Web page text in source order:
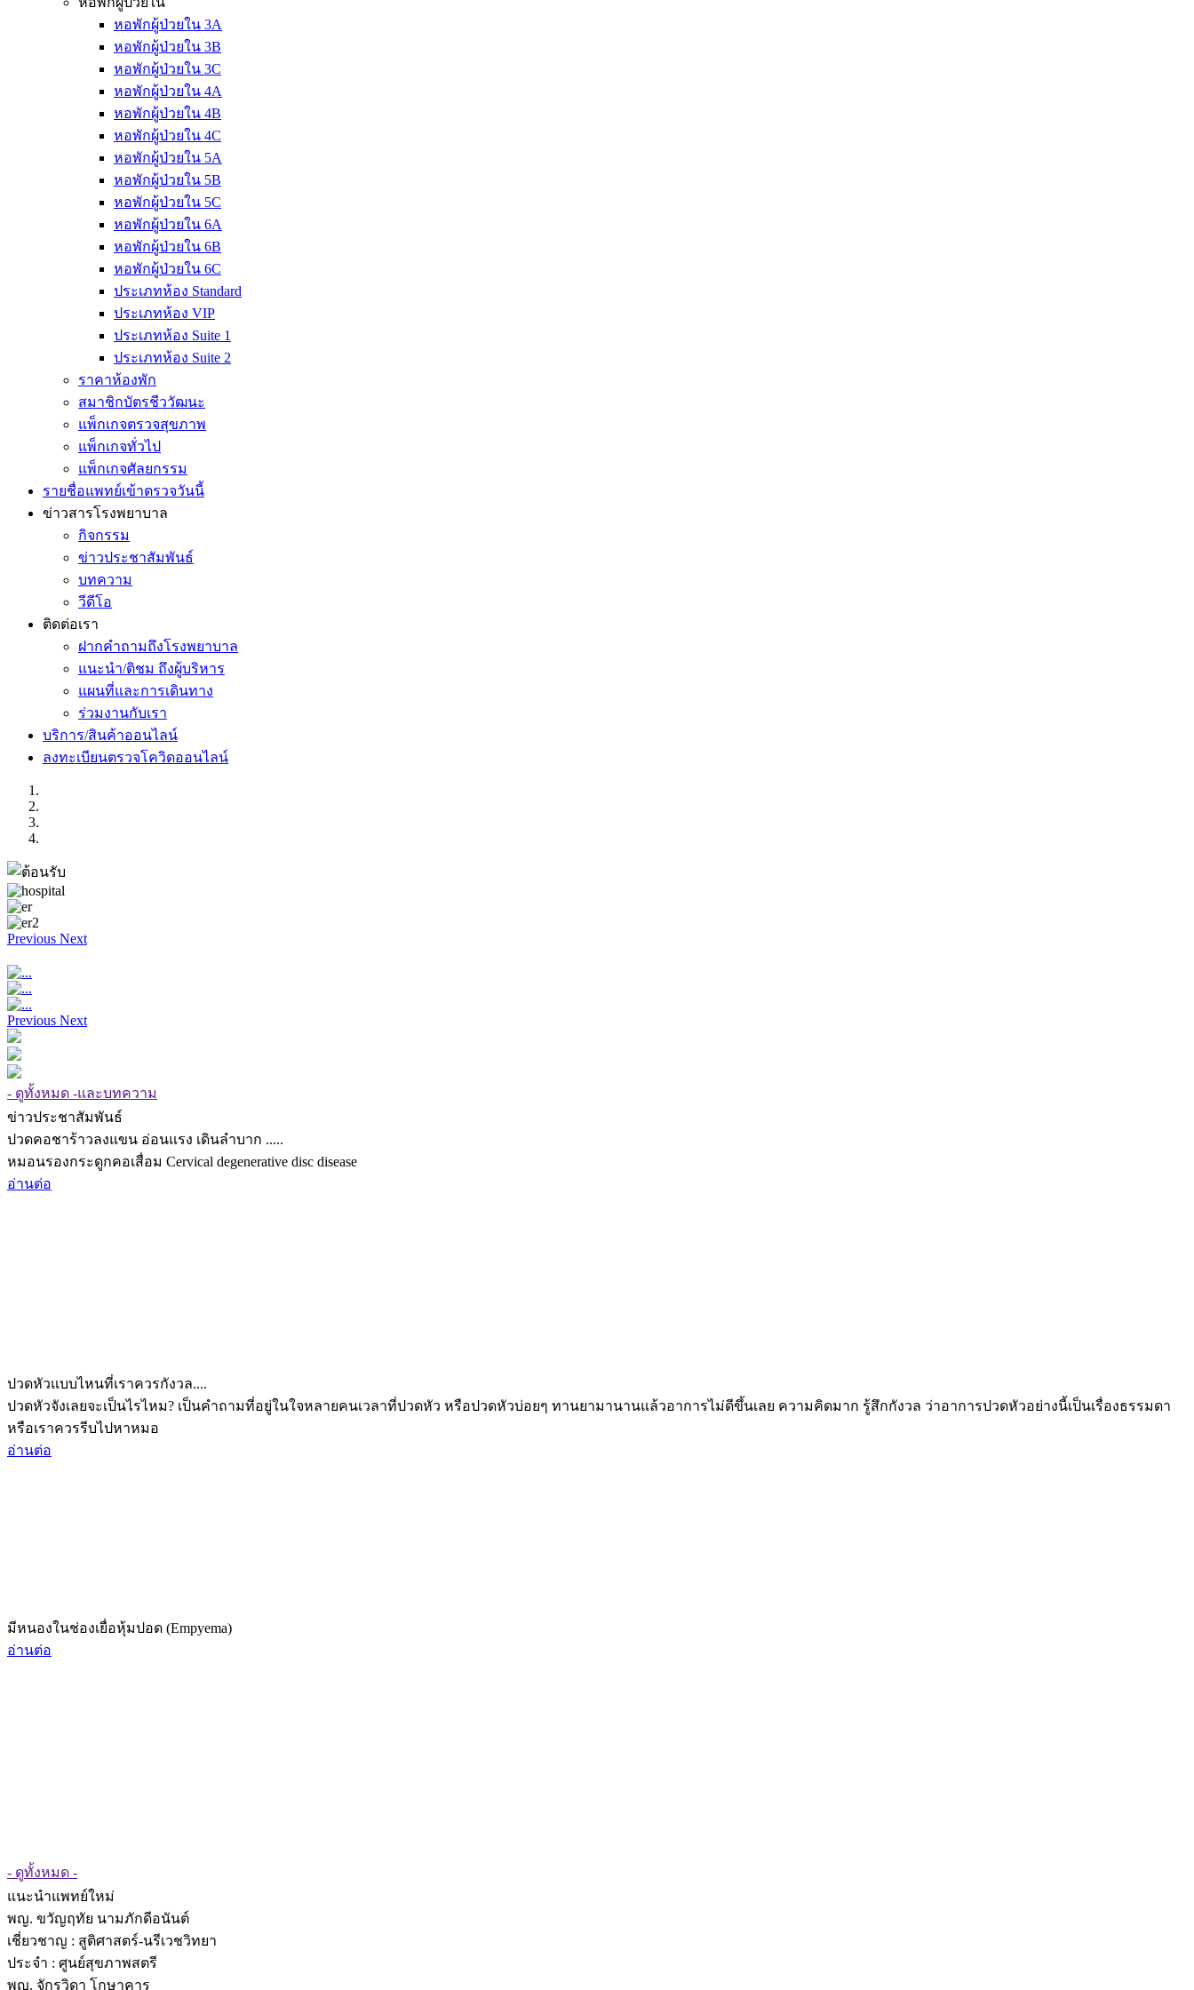
หอพักผู้ป่วยใน 3A
หอพักผู้ป่วยใน 3B
หอพักผู้ป่วยใน 3C
หอพักผู้ป่วยใน 4A
หอพักผู้ป่วยใน 4B
หอพักผู้ป่วยใน 4C
หอพักผู้ป่วยใน 5A
หอพักผู้ป่วยใน 5B
หอพักผู้ป่วยใน 5C
หอพักผู้ป่วยใน 6A
หอพักผู้ป่วยใน 6B
หอพักผู้ป่วยใน 6C
ประเภทห้อง Standard
ประเภทห้อง VIP
ประเภทห้อง Suite 1
ประเภทห้อง Suite 2
ราคาห้องพัก
สมาชิกบัตรชีววัฒนะ
แพ็กเกจตรวจสุขภาพ
แพ็กเกจทั่วไป
แพ็กเกจศัลยกรรม
รายชื่อแพทย์เข้าตรวจวันนี้
ข่าวสารโรงพยาบาล
กิจกรรม
ข่าวประชาสัมพันธ์
บทความ
วีดีโอ
ติดต่อเรา
ฝากคำถามถึงโรงพยาบาล
แนะนำ/ติชม ถึงผู้บริหาร
แผนที่และการเดินทาง
ร่วมงานกับเรา
บริการ/สินค้าออนไลน์
ลงทะเบียนตรวจโควิดออนไลน์
Previous Next
Previous Next
- ดูทั้งหมด -และบทความ
ข่าวประชาสัมพันธ์
ปวดคอชาร้าวลงแขน อ่อนแรง เดินลำบาก .....
หมอนรองกระดูกคอเสื่อม Cervical degenerative disc disease
อ่านต่อ
ปวดหัวแบบไหนที่เราควรกังวล....
ปวดหัวจังเลยจะเป็นไรไหม? เป็นคำถามที่อยู่ในใจหลายคนเวลาที่ปวดหัว หรือปวดหัวบ่อยๆ ทานยามานานแล้วอาการไม่ดีขึ้นเลย ความคิดมาก รู้สึกกังวล ว่าอาการปวดหัวอย่างนี้เป็นเรื่องธรรมดา
หรือเราควรรีบไปหาหมอ
อ่านต่อ
มีหนองในช่องเยื่อหุ้มปอด (Empyema)
อ่านต่อ
- ดูทั้งหมด -
แนะนำแพทย์ใหม่
พญ. ขวัญฤทัย นามภักดีอนันต์
เชี่ยวชาญ : สูติศาสตร์-นรีเวชวิทยา
ประจำ : ศูนย์สุขภาพสตรี
พญ. จักรวิดา โกษาคาร